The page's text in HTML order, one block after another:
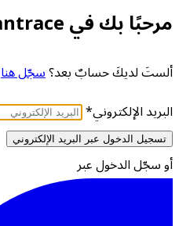
مرحبًا بك في Distantrace
ألستَ لديكَ حسابٌ بعد؟سجّل هنا
البريد الإلكتروني*
تسجيل الدخول عبر البريد الإلكتروني
أو سجّل الدخول عبر